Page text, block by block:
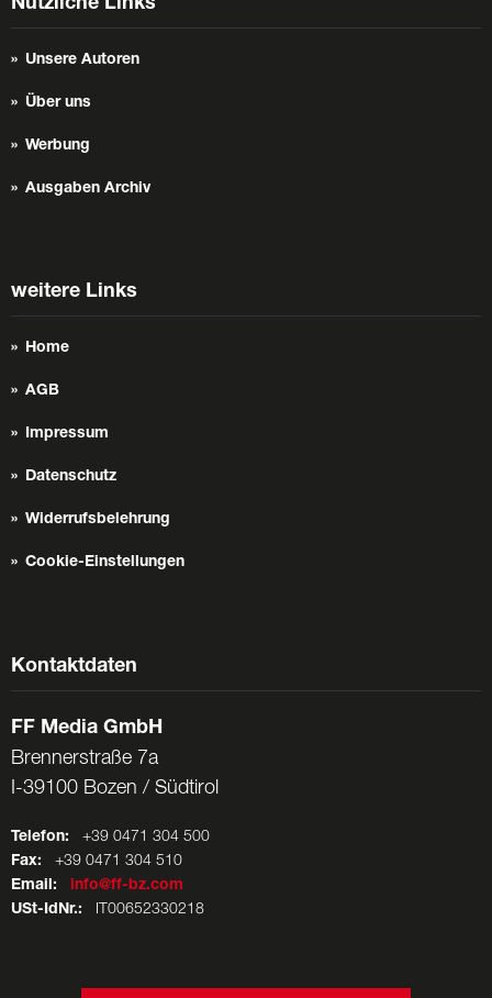
Unsere Autoren
Über uns
Werbung
Ausgaben Archiv
weitere Links
Home
AGB
Impressum
Datenschutz
Widerrufsbelehrung
Cookie-Einstellungen
Kontaktdaten
FF Media GmbH
Brennerstraße 7a
I-39100 Bozen / Südtirol
Telefon: +39 0471 304 500
Fax: +39 0471 304 510
Email:
info@ff-bz.com
USt-IdNr.: IT00652330218